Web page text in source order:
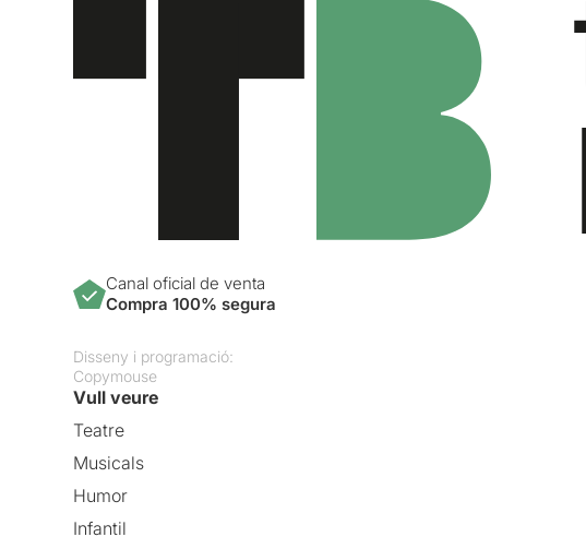
Canal oficial de venta
Compra 100% segura
Disseny i programació:
Copymouse
Vull veure
Teatre
Musicals
Humor
Infantil